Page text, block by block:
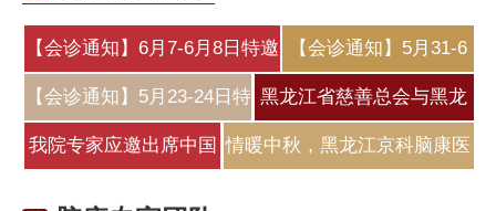
【会诊通知】6月7-6月8日特邀
北
【会诊通知】5月31-6
月2日特邀北
【会诊通知】5月23-24日特
邀原北
黑龙江省慈善总会与黑龙
江京科脑
我院专家应邀出席中国 情暖中秋，黑龙江京科脑康医